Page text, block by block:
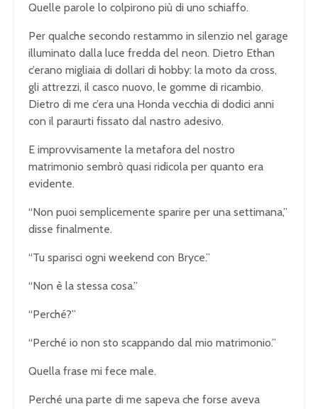
Quelle parole lo colpirono più di uno schiaffo.
Per qualche secondo restammo in silenzio nel garage
illuminato dalla luce fredda del neon. Dietro Ethan
c’erano migliaia di dollari di hobby: la moto da cross,
gli attrezzi, il casco nuovo, le gomme di ricambio.
Dietro di me c’era una Honda vecchia di dodici anni
con il paraurti fissato dal nastro adesivo.
E improvvisamente la metafora del nostro
matrimonio sembrò quasi ridicola per quanto era
evidente.
“Non puoi semplicemente sparire per una settimana,”
disse finalmente.
“Tu sparisci ogni weekend con Bryce.”
“Non è la stessa cosa.”
“Perché?”
“Perché io non sto scappando dal mio matrimonio.”
Quella frase mi fece male.
Perché una parte di me sapeva che forse aveva